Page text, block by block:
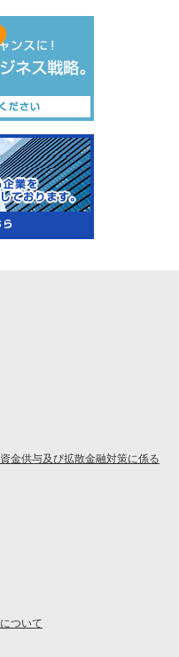
金供与及び拡散金融対策に係る
ついて